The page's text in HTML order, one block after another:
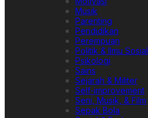
Musik
Parenting
Pendidikan
Perempuan
Politik & Ilmu Sosial
Psikologi
Sains
Sejarah & Militer
Self-improvement
Seni, Musik, & Film
Sepak Bola